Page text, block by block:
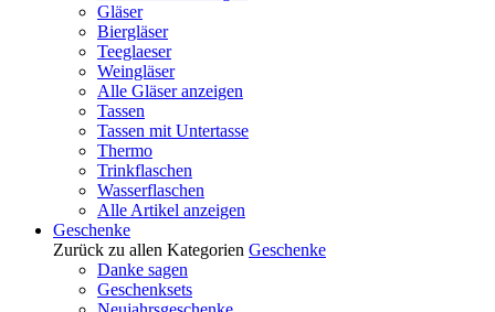
Gläser
Biergläser
Teeglaeser
Weingläser
Alle Gläser anzeigen
Tassen
Tassen mit Untertasse
Thermo
Trinkflaschen
Wasserflaschen
Alle Artikel anzeigen
Geschenke
Zurück zu allen Kategorien Geschenke
Danke sagen
Geschenksets